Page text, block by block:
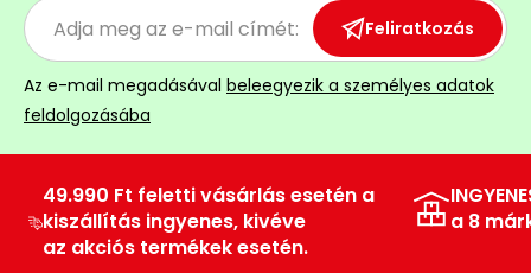
Feliratkozás
Az e-mail megadásával beleegyezik a személyes adatok
feldolgozásába
49.990 Ft feletti vásárlás esetén a
kiszállítás ingyenes, kivéve
az akciós termékek esetén.
a 8